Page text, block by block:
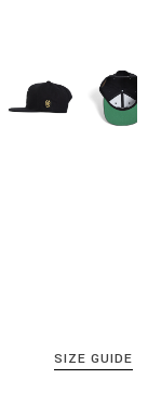
SIZE GUIDE